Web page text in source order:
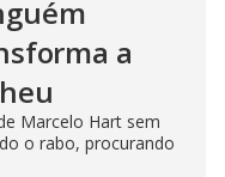
a
Marcelo Hart sem
o rabo, procurando